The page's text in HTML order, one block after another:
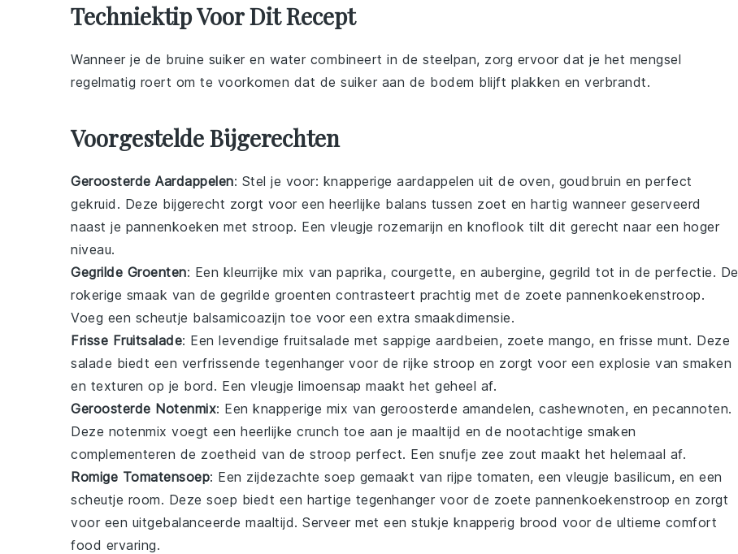
Techniektip Voor Dit Recept
Wanneer je de bruine suiker en water combineert in de steelpan, zorg ervoor dat je het mengsel
regelmatig roert om te voorkomen dat de suiker aan de bodem blijft plakken en verbrandt.
Voorgestelde Bijgerechten
Geroosterde Aardappelen: Stel je voor: knapperige aardappelen uit de oven, goudbruin en perfect
gekruid. Deze bijgerecht zorgt voor een heerlijke balans tussen zoet en hartig wanneer geserveerd
naast je pannenkoeken met stroop. Een vleugje rozemarijn en knoflook tilt dit gerecht naar een hoger
niveau.
Gegrilde Groenten: Een kleurrijke mix van paprika, courgette, en aubergine, gegrild tot in de perfectie. De
rokerige smaak van de gegrilde groenten contrasteert prachtig met de zoete pannenkoekenstroop.
Voeg een scheutje balsamicoazijn toe voor een extra smaakdimensie.
Frisse Fruitsalade: Een levendige fruitsalade met sappige aardbeien, zoete mango, en frisse munt. Deze
salade biedt een verfrissende tegenhanger voor de rijke stroop en zorgt voor een explosie van smaken
en texturen op je bord. Een vleugje limoensap maakt het geheel af.
Geroosterde Notenmix: Een knapperige mix van geroosterde amandelen, cashewnoten, en pecannoten.
Deze notenmix voegt een heerlijke crunch toe aan je maaltijd en de nootachtige smaken
complementeren de zoetheid van de stroop perfect. Een snufje zee zout maakt het helemaal af.
Romige Tomatensoep: Een zijdezachte soep gemaakt van rijpe tomaten, een vleugje basilicum, en een
scheutje room. Deze soep biedt een hartige tegenhanger voor de zoete pannenkoekenstroop en zorgt
voor een uitgebalanceerde maaltijd. Serveer met een stukje knapperig brood voor de ultieme comfort
food ervaring.